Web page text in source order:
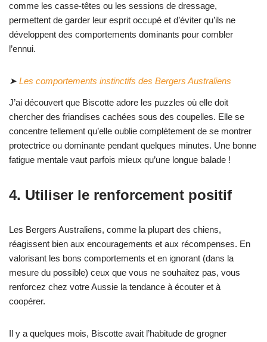
comme les casse-têtes ou les sessions de dressage,
permettent de garder leur esprit occupé et d’éviter qu’ils ne
développent des comportements dominants pour combler
l’ennui.
➤ Les comportements instinctifs des Bergers Australiens
J’ai découvert que Biscotte adore les puzzles où elle doit
chercher des friandises cachées sous des coupelles. Elle se
concentre tellement qu’elle oublie complètement de se montrer
protectrice ou dominante pendant quelques minutes. Une bonne
fatigue mentale vaut parfois mieux qu’une longue balade !
4. Utiliser le renforcement positif
Les Bergers Australiens, comme la plupart des chiens,
réagissent bien aux encouragements et aux récompenses. En
valorisant les bons comportements et en ignorant (dans la
mesure du possible) ceux que vous ne souhaitez pas, vous
renforcez chez votre Aussie la tendance à écouter et à
coopérer.
Il y a quelques mois, Biscotte avait l’habitude de grogner